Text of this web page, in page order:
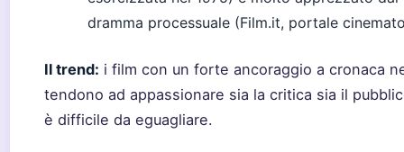
dramma processuale (Film.it, portale
Il trend: i film con un forte ancoraggio a cronaca
tendono ad appassionare sia la critica sia il
è difficile da eguagliare.